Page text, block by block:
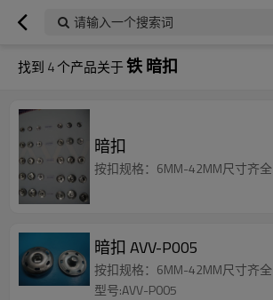
请输入一个搜索词
找到 4个产品关于铁 暗扣
暗扣
按扣规格：6MM-42MM尺寸齐全
暗扣 AVV-P005
按扣规格：6MM-42MM尺寸齐全
型号:AVV-P005